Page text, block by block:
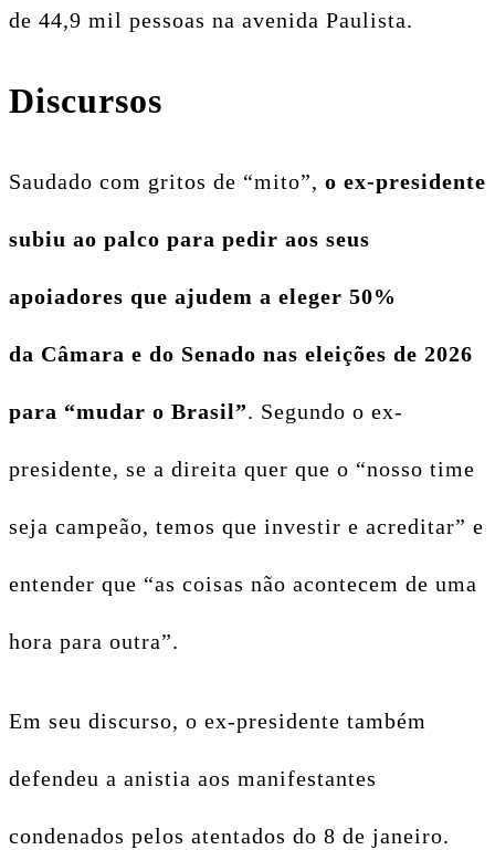
de 44,9 mil pessoas na avenida Paulista.
Discursos
Saudado com gritos de “mito”, o ex-presidente
subiu ao palco para pedir aos seus
apoiadores que ajudem a eleger 50%
da Câmara e do Senado nas eleições de 2026
para “mudar o Brasil”. Segundo o ex-
presidente, se a direita quer que o “nosso time
seja campeão, temos que investir e acreditar” e
entender que “as coisas não acontecem de uma
hora para outra”.
Em seu discurso, o ex-presidente também
defendeu a anistia aos manifestantes
condenados pelos atentados do 8 de janeiro.